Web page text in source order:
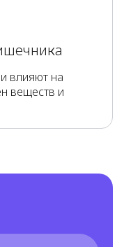
влияют на
веществ и